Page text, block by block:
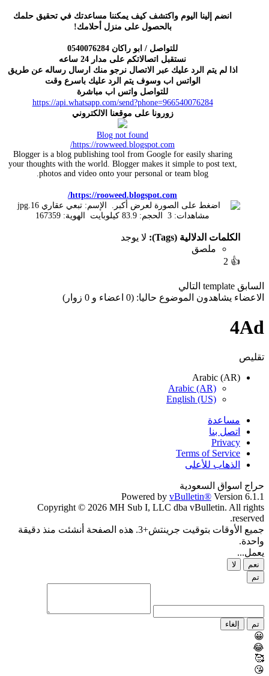
انضم إلينا اليوم واكتشف كيف يمكننا مساعدتك في تحقيق حلمك
بالحصول على منزل أحلامك!
للتواصل / ابو راكان 0540076284
نستقبل اتصالاتكم على مدار 24 ساعه
اذا لم يتم الرد عليك عبر الاتصال نرجو منك ارسال رساله عن طريق
الواتس اب وسوف يتم الرد عليك باسرع وقت
للتواصل واتس اب مباشرة
https://api.whatsapp.com/send?phone=966540076284
زورونا على موقعنا الالكتروني
Blog not found
https://rowweed.blogspot.com/
Blogger is a blog publishing tool from Google for easily sharing
your thoughts with the world. Blogger makes it simple to post text,
photos and video onto your personal or team blog.
https://rooweed.blogspot.com/
الكلمات الدلالية (Tags):
لا يوجد
ملصق
👍
2
السابق template التالي
الاعضاء يشاهدون الموضوع حاليا: (0 اعضاء و 0 زوار)
4Ad
تقليص
Arabic (AR)
Arabic (AR)
English (US)
مساعدة
اتصل بنا
Privacy
Terms of Service
الذهاب للأعلى
حراج اسواق السعودية
Powered by vBulletin® Version 6.1.1
Copyright © 2026 MH Sub I, LLC dba vBulletin. All rights
reserved.
جميع الأوقات بتوقيت جرينتش+3. هذه الصفحة أنشئت منذ دقيقة
واحدة.
يعمل...
نعم
لا
تم
تم إلغاء
😀
😂
🥰
😘